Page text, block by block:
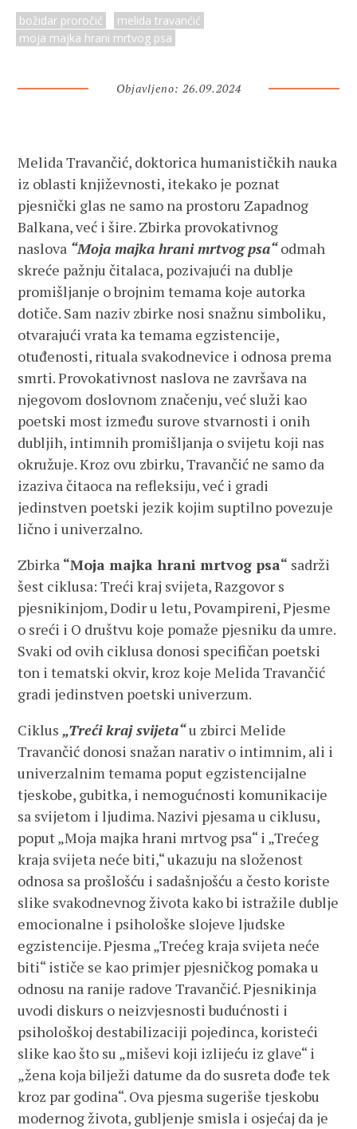
božidar proročić
melida travanćić
moja majka hrani mrtvog psa
Objavljeno: 26.09.2024
Melida Travančić, doktorica humanističkih nauka
iz oblasti književnosti, itekako je poznat
pjesnički glas ne samo na prostoru Zapadnog
Balkana, već i šire. Zbirka provokativnog
naslova “Moja majka hrani mrtvog psa“odmah
skreće pažnju čitalaca, pozivajući na dublje
promišljanje o brojnim temama koje autorka
dotiče. Sam naziv zbirke nosi snažnu simboliku,
otvarajući vrata ka temama egzistencije,
otuđenosti, rituala svakodnevice i odnosa prema
smrti. Provokativnost naslova ne završava na
njegovom doslovnom značenju, već služi kao
poetski most između surove stvarnosti i onih
dubljih, intimnih promišljanja o svijetu koji nas
okružuje. Kroz ovu zbirku, Travančić ne samo da
izaziva čitaoca na refleksiju, već i gradi
jedinstven poetski jezik kojim suptilno povezuje
lično i univerzalno.
Zbirka “Moja majka hrani mrtvog psa“ sadrži
šest ciklusa: Treći kraj svijeta, Razgovor s
pjesnikinjom, Dodir u letu, Povampireni, Pjesme
o sreći i O društvu koje pomaže pjesniku da umre.
Svaki od ovih ciklusa donosi specifičan poetski
ton i tematski okvir, kroz koje Melida Travančić
gradi jedinstven poetski univerzum.
Ciklus„Treći kraj svijeta“u zbirci Melide
Travančić donosi snažan narativ o intimnim, ali i
univerzalnim temama poput egzistencijalne
tjeskobe, gubitka, i nemogućnosti komunikacije
sa svijetom i ljudima. Nazivi pjesama u ciklusu,
poput „Moja majka hrani mrtvog psa“ i „Trećeg
kraja svijeta neće biti,“ ukazuju na složenost
odnosa sa prošlošću i sadašnjošću a često koriste
slike svakodnevnog života kako bi istražile dublje
emocionalne i psihološke slojeve ljudske
egzistencije. Pjesma „Trećeg kraja svijeta neće
biti“ ističe se kao primjer pjesničkog pomaka u
odnosu na ranije radove Travančić. Pjesnikinja
uvodi diskurs o neizvjesnosti budućnosti i
psihološkoj destabilizaciji pojedinca, koristeći
slike kao što su „miševi koji izlijeću iz glave“ i
„žena koja bilježi datume da do susreta dođe tek
kroz par godina“. Ova pjesma sugeriše tjeskobu
modernog života, gubljenje smisla i osjećaj da je